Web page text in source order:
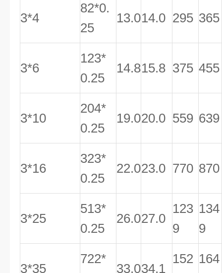
3*4
82*0.
25
13.014.0 295 365
3*6
123*
0.25
14.815.8 375 455
3*10
204*
0.25
19.020.0 559 639
3*16
323*
0.25
22.023.0 770 870
3*25
513*
0.25
26.027.0
123
9
134
9
3*35
722*
33.034.1
152 164